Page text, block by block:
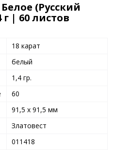
(Русский
г | 60 листов
18 карат
белый
1,4 гр.
60
91,5 x 91,5 мм
Златовест
011418